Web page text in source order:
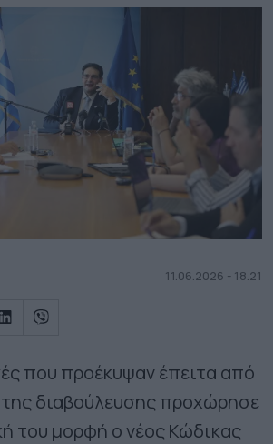
11.06.2026 - 18.21
που προέκυψαν έπειτα από
της διαβούλευσης προχώρησε
του μορφή ο νέος Κώδικας